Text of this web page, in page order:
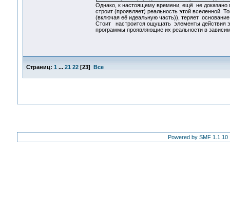
Однако, к настоящему времени, ещё не доказано
строит (проявляет) реальность этой вселенной.
(включая её идеальную часть)), теряет
Стоит настроится ощущать элементы действия
программы проявляющие их реальности в
Страниц: 1 ... 21 22[23] Все
Powered by SMF 1.1.10